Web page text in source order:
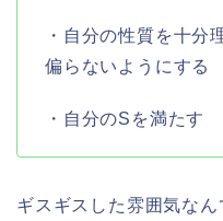
・自分の性質を十分
偏らないようにする
・自分のSを満たす
ギスギスした雰囲気なん